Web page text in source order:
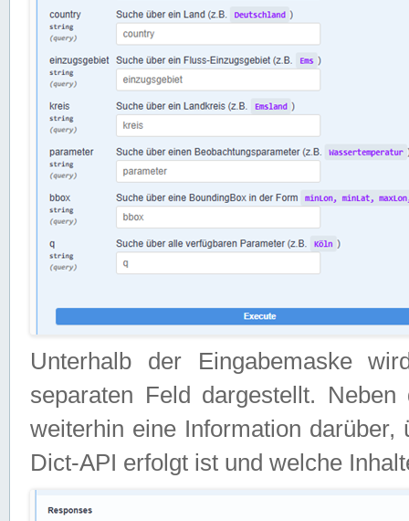
Unterhalb der Eingabemaske
separaten Feld dargestellt.
weiterhin eine Information
Dict-API erfolgt ist und welche